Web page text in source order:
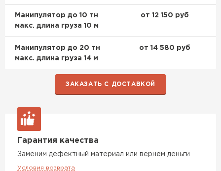
Манипулятор до 10 тн
макс. длина груза 10 м
от 12 150 руб
Манипулятор до 20 тн
макс. длина груза 14 м
от 14 580 руб
ЗАКАЗАТЬ С ДОСТАВКОЙ
Гарантия качества
Заменим дефектный материал или вернём деньги
Условия возврата
Утеплитель Isover
Утеплитель Paroc
ПЕРЕЙТИ